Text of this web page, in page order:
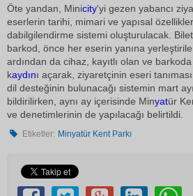
Öte yandan, Minicity'yi gezen yabancı
eserlerin tarihi, mimari ve yapısal
dabilgilendirme sistemi oluşturulacak.
barkod, önce her eserin yanına
ardından da cihaz, kayıtlı olan ve
kaydını açarak, ziyaretçinin eseri
dil desteğinin bulunacağı sistemin mart
bildirilirken, aynı ay içerisinde Minyatür
ve denetimlerinin de yapılacağı belirtildi.
Etiketler: Minyatür Kent Parkı